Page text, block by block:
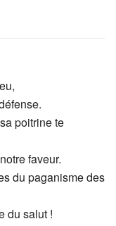
poitrine te
faveur.
du paganisme des
du salut !